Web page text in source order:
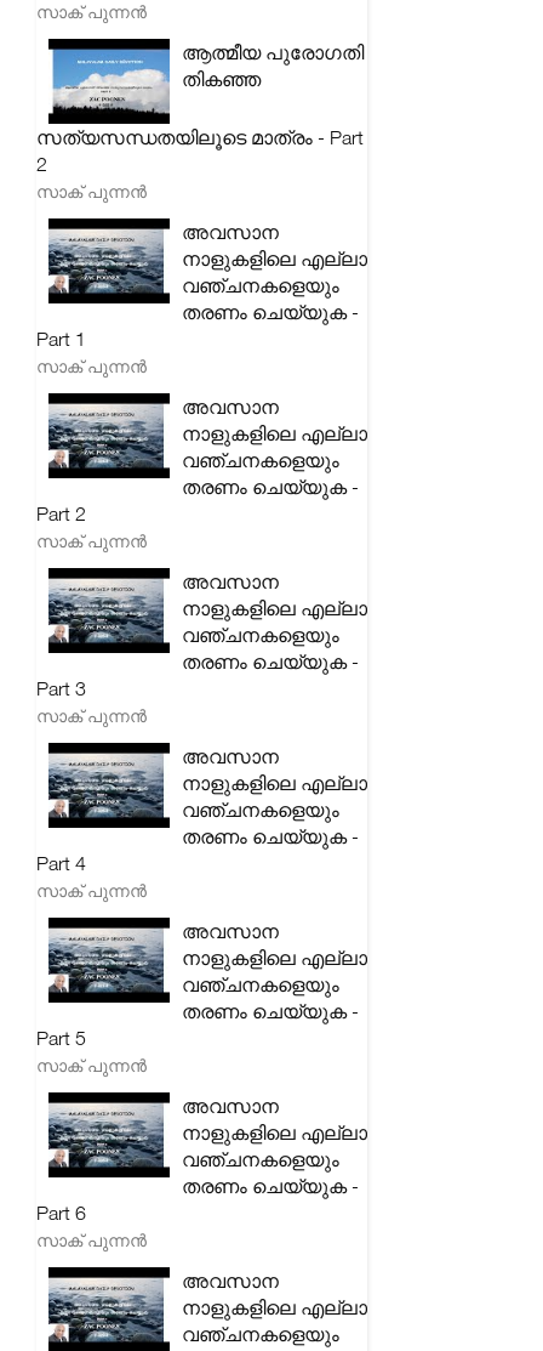
സാക് പുന്നൻ
ആത്മീയ പുരോഗതി
തികഞ്ഞ
സത്യസന്ധതയിലൂടെ മാത്രം - Part
2
സാക് പുന്നൻ
അവസാന
നാളുകളിലെ എല്ലാ
വഞ്ചനകളെയും
തരണം ചെയ്യുക -
Part 1
സാക് പുന്നൻ
അവസാന
നാളുകളിലെ എല്ലാ
വഞ്ചനകളെയും
തരണം ചെയ്യുക -
Part 2
സാക് പുന്നൻ
അവസാന
നാളുകളിലെ എല്ലാ
വഞ്ചനകളെയും
തരണം ചെയ്യുക -
Part 3
സാക് പുന്നൻ
അവസാന
നാളുകളിലെ എല്ലാ
വഞ്ചനകളെയും
തരണം ചെയ്യുക -
Part 4
സാക് പുന്നൻ
അവസാന
നാളുകളിലെ എല്ലാ
വഞ്ചനകളെയും
തരണം ചെയ്യുക -
Part 5
സാക് പുന്നൻ
അവസാന
നാളുകളിലെ എല്ലാ
വഞ്ചനകളെയും
തരണം ചെയ്യുക -
Part 6
സാക് പുന്നൻ
അവസാന
നാളുകളിലെ എല്ലാ
വഞ്ചനകളെയും